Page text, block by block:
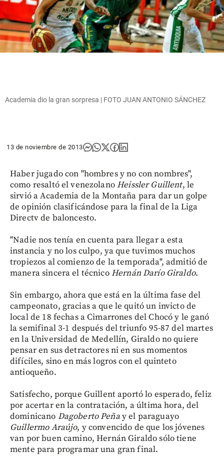
Academia dio la gran sorpresa | FOTO JUAN ANTONIO SÁNCHEZ
13 de noviembre de 2013
Haber jugado con "hombres y no con nombres",
como resaltó el venezolanoHeissler Guillent, le
sirvió a Academia de la Montaña para dar un golpe
de opinión clasificándose para la final de la Liga
Directv de baloncesto.
"Nadie nos tenía en cuenta para llegar a esta
instancia y no los culpo, ya que tuvimos muchos
tropiezos al comienzo de la temporada", admitió de
manera sincera el técnicoHernán Darío Giraldo.
Sin embargo, ahora que está en la última fase del
campeonato, gracias a que le quitó un invicto de
local de 18 fechas a Cimarrones del Chocó y le ganó
la semifinal 3-1 después del triunfo 95-87 del martes
en la Universidad de Medellín, Giraldo no quiere
pensar en sus detractores ni en sus momentos
difíciles, sino en más logros con el quinteto
antioqueño.
Satisfecho, porque Guillent aportó lo esperado, feliz
por acertar en la contratación, a última hora, del
dominicano Dagoberto Peñay el paraguayo
Guillermo Araújo, y convencido de que los jóvenes
van por buen camino, Hernán Giraldo sólo tiene
mente para programar una gran final.